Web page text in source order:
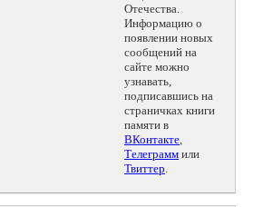
Отечества.
Информацию о
появлении новых
сообщений на
сайте можно
узнавать,
подписавшись на
страничках книги
памяти в
ВКонтакте,
Телеграмм или
Твиттер.